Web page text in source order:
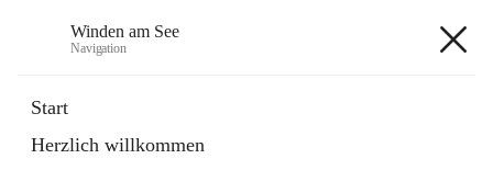
Winden am See
Navigation
Start
Herzlich willkommen